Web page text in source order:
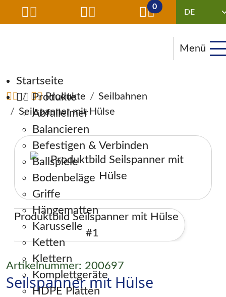
0
Menü
Navigation überspringen
Startseite
Produkte
Abfalleimer
Balancieren
Befestigen & Verbinden
Ballspiele
Bodenbeläge
Griffe
Hängematten
Karusselle
Ketten
Klettern
Komplettgeräte
HDPE Platten
Produkte
Seilbahnen
Seilspanner mit Hülse
Artikelnummer: 200697
Seilspanner mit Hülse